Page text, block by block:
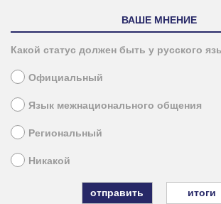
ВАШЕ МНЕНИЕ
Какой статус должен быть у русского
Официальный
Язык межнационального общения
Региональный
Никакой
итоги